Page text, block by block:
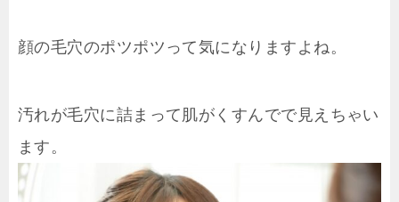
顔の毛穴のポツポツって気になりますよね。
汚れが毛穴に詰まって肌がくすんでで見えちゃい
ます。